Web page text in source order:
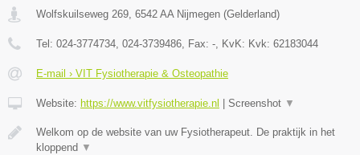
Wolfskuilseweg 269, 6542 AA Nijmegen (Gelderland)
Tel: 024-3774734, 024-3739486, Fax: -, KvK: Kvk: 62183044
E-mail › VIT Fysiotherapie & Osteopathie
Website: https://www.vitfysiotherapie.nl Screenshot ▼
Welkom op de website van uw Fysiotherapeut. De praktijk in het
kloppend ▼